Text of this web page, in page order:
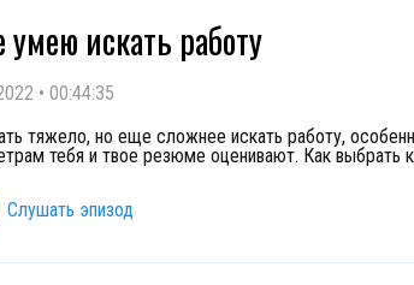
искать работу
• 00:44:35
тяжело, но еще сложнее искать работу,
тебя и твое резюме оценивают. Как выбрать
Слушать эпизод